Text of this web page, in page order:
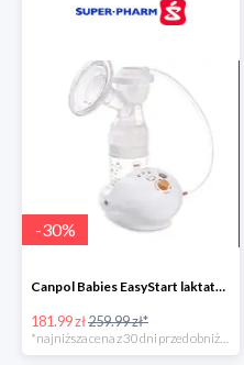
-30%
Canpol Babies EasyStart laktator elektryczny
181.99 zł259.99 zł*
*najniższa cena z 30 dni przed obniżką